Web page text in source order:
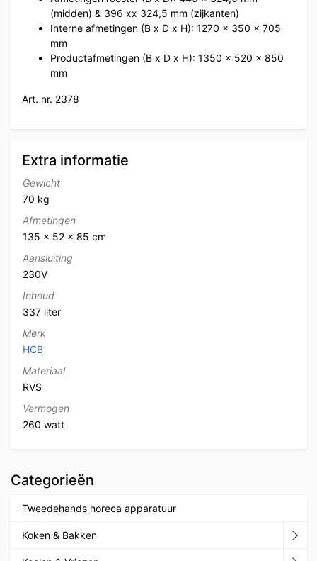
(midden) & 396 xx 324,5 mm (zijkanten)
Interne afmetingen (B x D x H): 1270 x 350 x 705
mm
Productafmetingen (B x D x H): 1350 x 520 x 850
mm
Art. nr. 2378
Extra informatie
Gewicht
70 kg
Afmetingen
135 × 52 × 85 cm
Aansluiting
230V
Inhoud
337 liter
Merk
HCB
Materiaal
RVS
Vermogen
260 watt
Categorieën
Tweedehands horeca apparatuur
Koken & Bakken